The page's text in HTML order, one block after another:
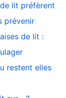
lit préfèrent
prévenir
de lit :
restent elles